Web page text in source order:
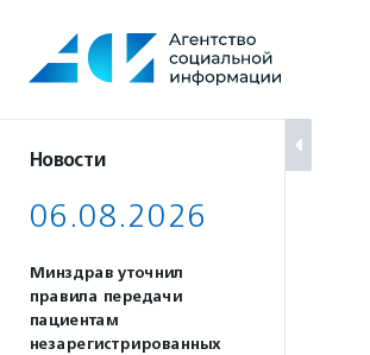
содержанию
Новости
06.08.2026
Минздрав уточнил
правила передачи
пациентам
незарегистрированных